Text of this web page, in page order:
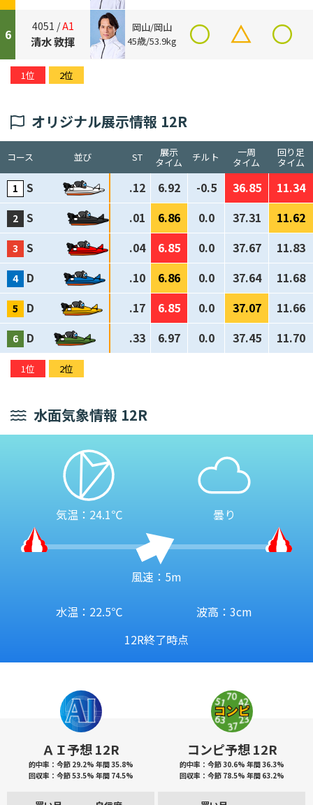
6 4051 /A1
清水 敦揮
岡山/岡山
45歳/53.9kg
1位 2位
オリジナル展示情報 12R
コース 並び ST 展示
タイム チルト 一周
タイム
回り足
タイム
S .12 6.92 -0.5 36.85
11.34
S
.01 6.86 0.0 37.31
11.62
S
.04 6.85 0.0 37.67
11.83
D
.10 6.86 0.0 37.64
11.68
D
.17 6.85 0.0 37.07
11.66
D
.33 6.97 0.0 37.45 11.70
1位 2位
水面気象情報 12R
気温：24.1℃ 曇り
風速：5m
水温：22.5℃
波高：3cm
12R終了時点
ＡＩ予想 12R
的中率：今節 29.2% 年間 35.8%
回収率：今節 53.5% 年間 74.5%
コンピ予想 12R
的中率：今節 30.6% 年間 36.3%
回収率：今節 78.5% 年間 63.2%